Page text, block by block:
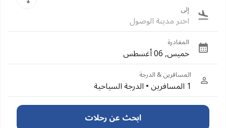
إلى
اختر مدينة الوصول
المغادرة
خميس, 06 أغسطس
المسافرين & الدرجة
1 المسافرين •الدرجة السياحية
ابحث عن رحلات